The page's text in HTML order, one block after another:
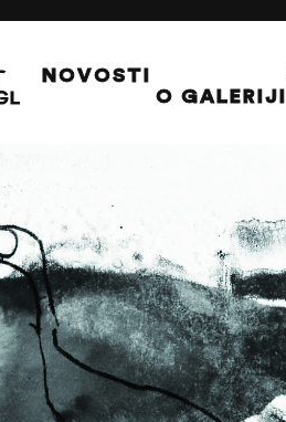
NOVOSTI
O GALERIJI